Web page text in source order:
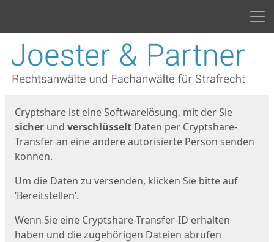
Start
Cryptshare ist eine Softwarelösung, mit der Sie
sicher und verschlüsselt Daten per Cryptshare-
Transfer an eine andere autorisierte Person senden
können.
Um die Daten zu versenden, klicken Sie bitte auf
‘Bereitstellen’.
Wenn Sie eine Cryptshare-Transfer-ID erhalten
haben und die zugehörigen Dateien abrufen